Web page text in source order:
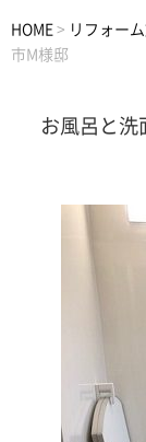
HOME > リフォー
市M様邸
お風呂と